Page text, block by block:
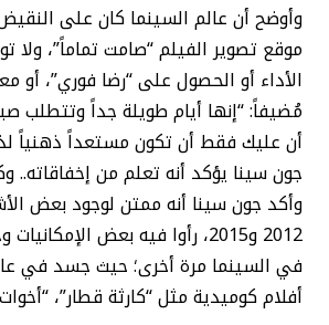
وأوضح أن عالم السينما كان على
موقع تصوير الفيلم “صامت تماماً”، ولا
الأداء أو الحصول على “رضا فوري”، أو
مُضيفاً: “إنها أيام طويلة جداً وتتطلب
أن عليك فقط أن تكون مستعداً ذهنياً
جون سينا يؤكد أنه تعلم من إخفاقاته..
وأكد جون سينا أنه ممتن لوجود بعض
2012 و2015، رأوا فيه بعض
أفلام كوميدية مثل “كارثة قطار”،